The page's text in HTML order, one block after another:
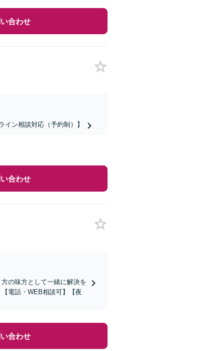
合わせ
イン相談対応（予約制）】
合わせ
の味方として一緒に解決を
電話・WEB相談可】【夜
合わせ